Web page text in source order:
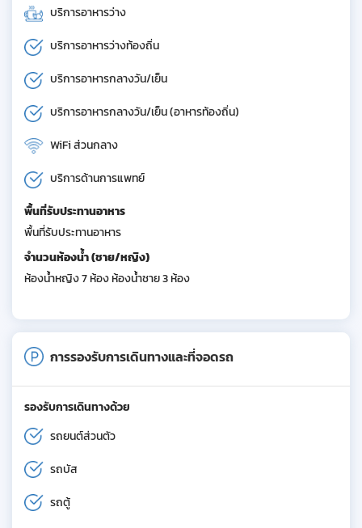
บริการอาหารว่าง
บริการอาหารว่างท้องถิ่น
บริการอาหารกลางวัน/เย็น
บริการอาหารกลางวัน/เย็น (อาหารท้องถิ่น)
WiFi ส่วนกลาง
บริการด้านการแพทย์
พื้นที่รับประทานอาหาร
พื้นที่รับประทานอาหาร
จำนวนห้องน้ำ (ชาย/หญิง)
ห้องน้ำหญิง 7 ห้อง ห้องน้ำชาย 3 ห้อง
การรองรับการเดินทางและที่จอดรถ
รองรับการเดินทางด้วย
รถยนต์ส่วนตัว
รถบัส
รถตู้